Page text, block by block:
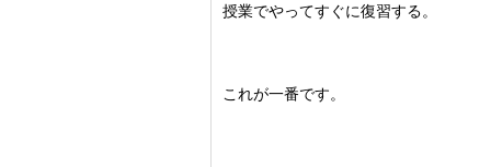
授業でやってすぐに復習する。
これが一番です。